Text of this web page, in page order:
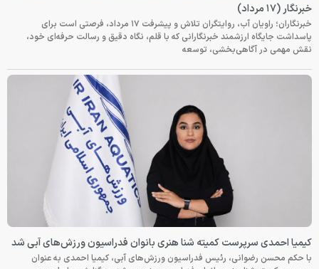
خبرنگار (۱۷ مرداد)
خبرنگاران؛ راویان آب، روایتگران تلاش و پیشرفت ۱۷ مرداد، فرصتی است برای
پاسداشت جایگاه ارزشمند خبرنگارانی که با قلم، نگاه دقیق و رسالت حرفه‌ای خود،
نقش مهمی در آگاهی‌بخشی، توسعه
کیمیا احمدی سرپرست کمیته شنا هنری بانوان فدراسیون ورزش‌های آبی شد
با حکم محسن رضوانی، رئیس فدراسیون ورزش‌های آبی، کیمیا احمدی به عنوان